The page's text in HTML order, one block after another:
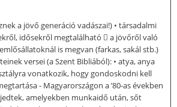
a jövő generáció vadászai!) • társadalmi
idősekről megtalálható  a jövőről való
is megvan (farkas, sakál stb.)
versei (a Szent Bibliából): • atya, anya
vonatkozik, hogy gondoskodni kell
- Magyarországon a ’80-as években
amelyekben munkaidő után, sőt